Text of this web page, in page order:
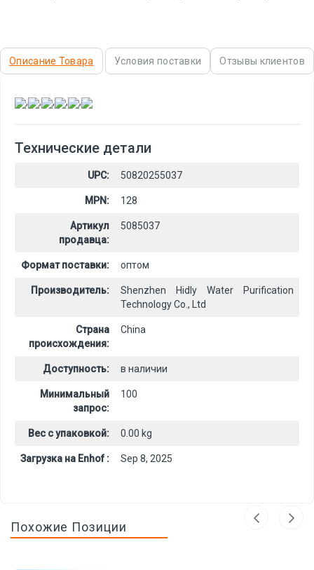
Описание Товара Условия поставки Отзывы клиентов
, , , , ,
Технические детали
UPC: 50820255037
MPN: 128
Артикул
продавца:
5085037
Формат поставки: оптом
Производитель:
Shenzhen Hidly Water Purification
Technology Co., Ltd
Страна
происхождения:
China
Доступность: в наличии
Минимальный
запрос:
100
Вес с упаковкой: 0.00 kg
Загрузка на Enhof : Sep 8, 2025
Похожие Позиции